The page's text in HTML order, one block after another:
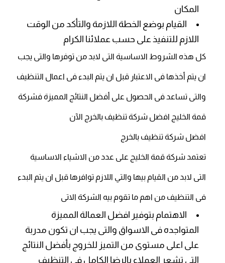
المكان
القيام بوضع الخطة اللازمة والتأكد من الوقت
اللازم للتنفيذ على حسب عملائنا الكرام
كل هذه الشروط الاساسية التى لابد من توفرها والتى يجب
ان يتم أخذها فى الاعتبار قبل ان يتم البدء فى اعمال التنظيف
والتى تساعد فى الحصول على أفضل النتائج المميزة فشركة
قمة الخليج افضل شركة تنظيف بالخرج الآن
افضل شركة تنظيف بالخرج
تعتمد شركة قمة الخليج على عدد من الاشياء الاساسية
التى لابد من القيام بيها والتي اللازم توافرها قبل ان يتم البدء
فى التنظيف من اهم ما تقوم بيه الشركة الاتى
الاهتمام بتوفير افضل العمالة المميزة
المتواجده فى الاسواق والتى يجب ان تكون مدربة
على اعلى مستوى من التميز للخروج بأفضل النتائج
التى تشعر العملاء بالرضا الكامل فى التنظيف